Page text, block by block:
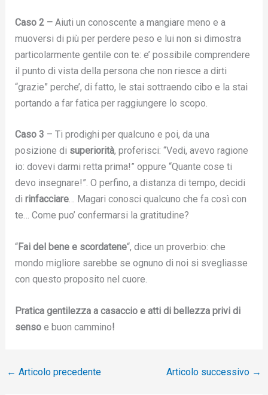
Caso 2 – Aiuti un conoscente a mangiare meno e a
muoversi di più per perdere peso e lui non si dimostra
particolarmente gentile con te: e’ possibile comprendere
il punto di vista della persona che non riesce a dirti
“grazie” perche’, di fatto, le stai sottraendo cibo e la stai
portando a far fatica per raggiungere lo scopo.
Caso 3 – Ti prodighi per qualcuno e poi, da una
posizione di superiorità, proferisci: “Vedi, avevo ragione
io: dovevi darmi retta prima!” oppure “Quante cose ti
devo insegnare!”. O perfino, a distanza di tempo, decidi
di rinfacciare… Magari conosci qualcuno che fa così con
te… Come puo’ confermarsi la gratitudine?
“Fai del bene e scordatene“, dice un proverbio: che
mondo migliore sarebbe se ognuno di noi si svegliasse
con questo proposito nel cuore.
Pratica gentilezza a casaccio e atti di bellezza privi di
sensoe buon cammino!
← Articolo precedente Articolo successivo →